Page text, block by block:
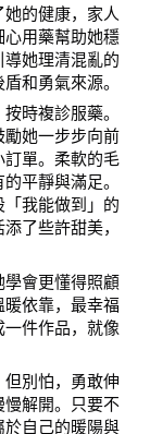
的健康，家人
用藥幫助她穩
她理清混亂的
和勇氣來源。
時複診服藥。
她一步步向前
單。柔軟的毛
平靜與滿足。
我能做到」的
了些許甜美，
會更懂得照顧
依靠，最幸福
件作品，就像
別怕，勇敢伸
解開。只要不
自己的暖陽與